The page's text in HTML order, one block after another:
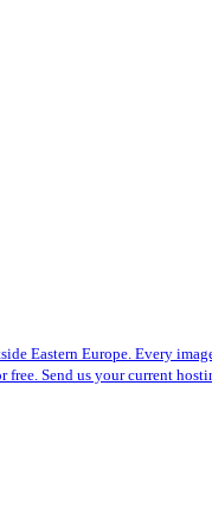
Eastern Europe. Every
Send us your current